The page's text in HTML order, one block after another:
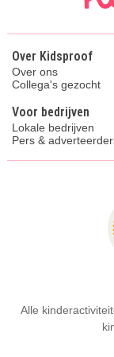
Over Kidsproof
Over ons
Collega's gezocht
Voor bedrijven
Lokale bedrijven
Pers &
Alle